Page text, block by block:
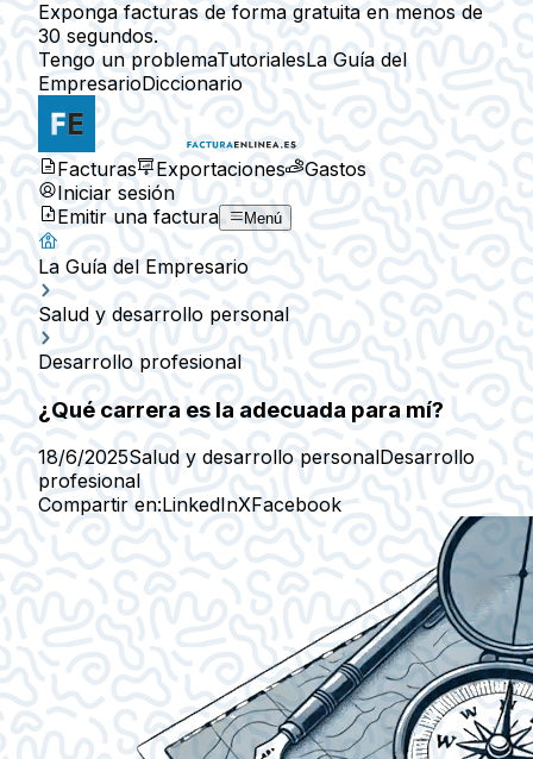
Exponga facturas de forma gratuita en menos de
30 segundos.
Tengo un problemaTutorialesLa Guía del
EmpresarioDiccionario
Facturas Exportaciones
Gastos
Iniciar sesión
Emitir una factura
Menú
La Guía del Empresario
Salud y desarrollo personal
Desarrollo profesional
¿Qué carrera es la adecuada para mí?
18/6/2025Salud y desarrollo personalDesarrollo
profesional
Compartir en:LinkedInXFacebook